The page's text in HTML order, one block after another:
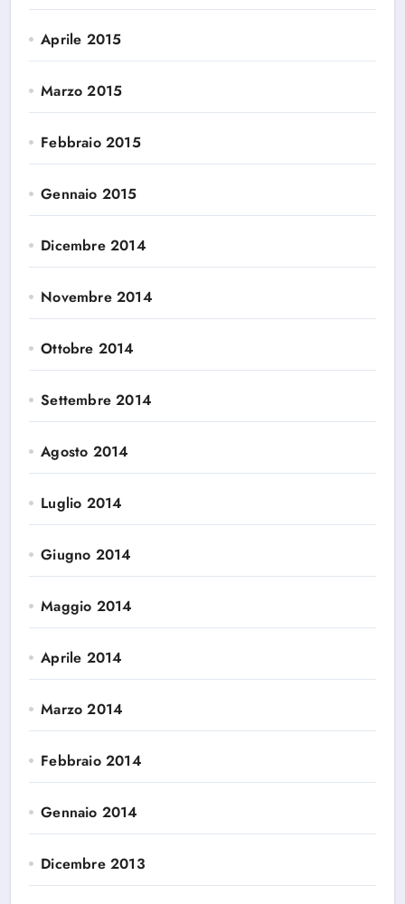
Aprile 2015
Marzo 2015
Febbraio 2015
Gennaio 2015
Dicembre 2014
Novembre 2014
Ottobre 2014
Settembre 2014
Agosto 2014
Luglio 2014
Giugno 2014
Maggio 2014
Aprile 2014
Marzo 2014
Febbraio 2014
Gennaio 2014
Dicembre 2013